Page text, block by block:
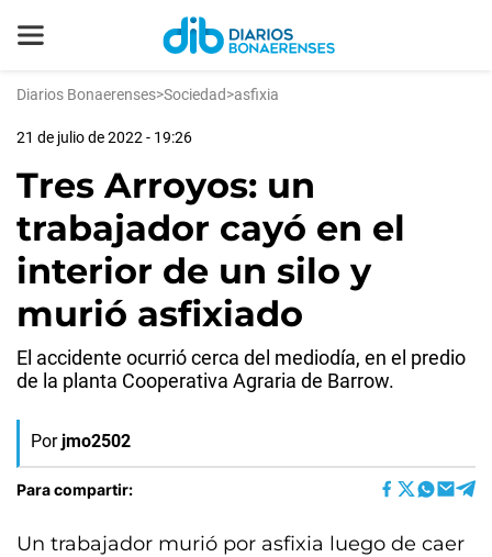
Diarios Bonaerenses>Sociedad>asfixia
21 de julio de 2022 - 19:26
Tres Arroyos: un
trabajador cayó en el
interior de un silo y
murió asfixiado
El accidente ocurrió cerca del mediodía, en el predio
de la planta Cooperativa Agraria de Barrow.
Por jmo2502
Para compartir:
Un trabajador murió por asfixia luego de caer